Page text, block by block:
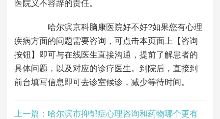
医院义不容辞的责任。
哈尔滨京科脑康医院好不好?如果您有心理
疾病方面的问题需要咨询，可点击本页面上【咨询
按钮】即可与在线医生直接沟通，提前了解患者的
具体问题，以及对应的诊疗医生。到院后，直接到
前台填写信息即可去诊室候诊，减少等待时间。
上一篇： 哈尔滨市抑郁症心理咨询和药物哪个更有